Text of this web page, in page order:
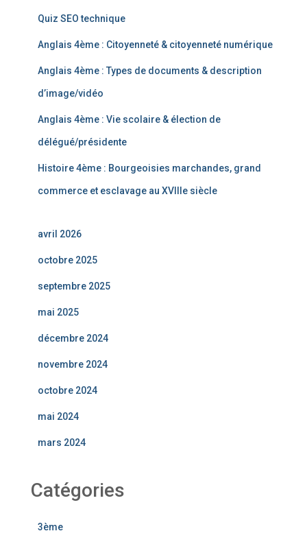
Quiz SEO technique
Anglais 4ème : Citoyenneté & citoyenneté numérique
Anglais 4ème : Types de documents & description
d’image/vidéo
Anglais 4ème : Vie scolaire & élection de
délégué/présidente
Histoire 4ème : Bourgeoisies marchandes, grand
commerce et esclavage au XVIIIe siècle
avril 2026
octobre 2025
septembre 2025
mai 2025
décembre 2024
novembre 2024
octobre 2024
mai 2024
mars 2024
Catégories
3ème